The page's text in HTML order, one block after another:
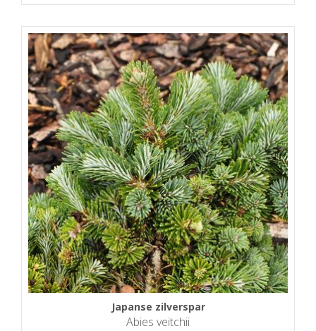
Japanse zilverspar
Abies veitchii